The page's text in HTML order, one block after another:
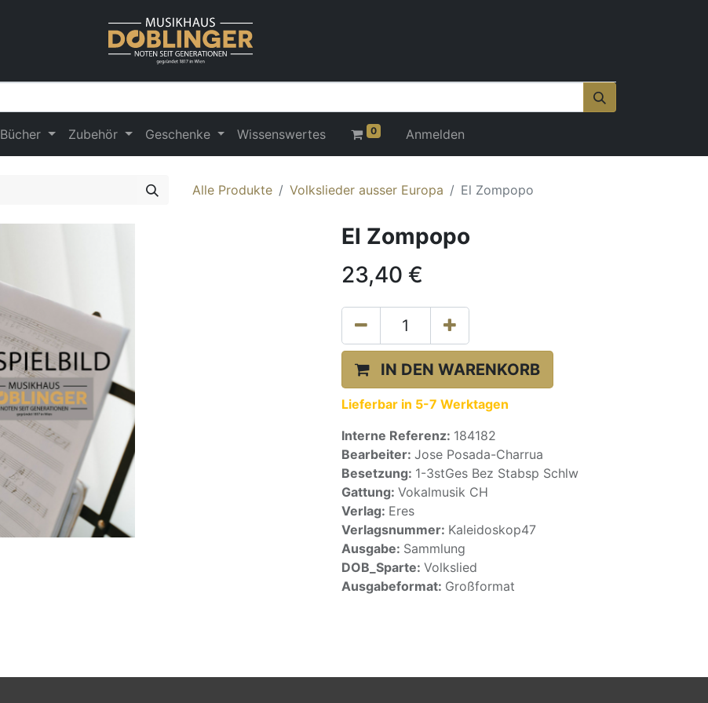
Bücher Zubehör Geschenke Wissenswertes 0 Anmelden
Alle Produkte Volkslieder ausser Europa El Zompopo
El Zompopo
23,40 €
IN DEN WARENKORB
Lieferbar in 5-7 Werktagen
Interne Referenz: 184182
Bearbeiter: Jose Posada-Charrua
Besetzung: 1-3stGes Bez Stabsp Schlw
Gattung: Vokalmusik CH
Verlag: Eres
Verlagsnummer: Kaleidoskop47
Ausgabe: Sammlung
DOB_Sparte: Volkslied
Ausgabeformat: Großformat